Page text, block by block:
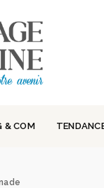
& COM